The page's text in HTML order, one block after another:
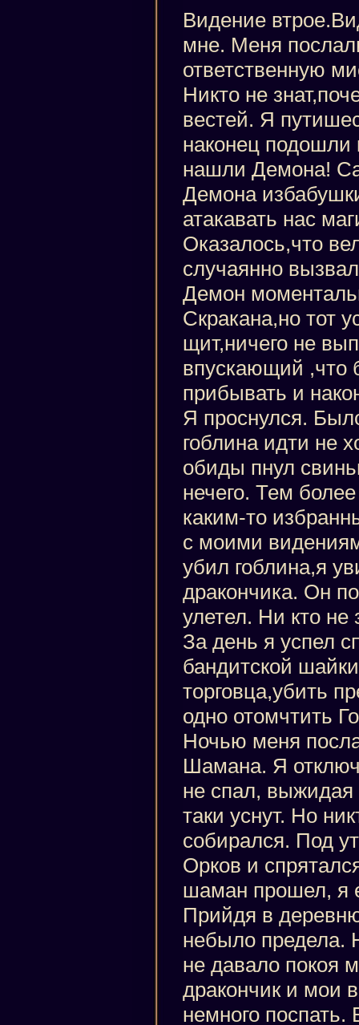
Видение
мне. Меня
ответственную
Никто не
вестей. Я
наконец
нашли Демона!
Демона
атакавать нас
Оказалось,что
случаянно
Демон
Скракана,но тот
щит,ничего не
впускающий ,что
прибывать и
Я проснулся.
гоблина идти не
обиды пнул
нечего. Тем
каким-то
с моими
убил гоблина,я
дракончика. Он
улетел. Ни кто не
За день я успел
бандитской
торговца,убить
одно отомчтить
Ночью меня
Шамана. Я
не спал, выжидая
таки уснут. Но
собирался. Под
Орков и
шаман прошел, я
Прийдя в
небыло предела.
не давало покоя
дракончик и мои
немного